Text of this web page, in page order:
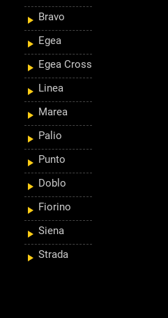
Bravo
Egea
Egea Cross
Linea
Marea
Palio
Punto
Doblo
Fiorino
Siena
Strada